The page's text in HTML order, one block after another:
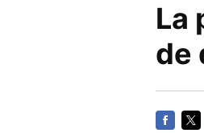
La
de